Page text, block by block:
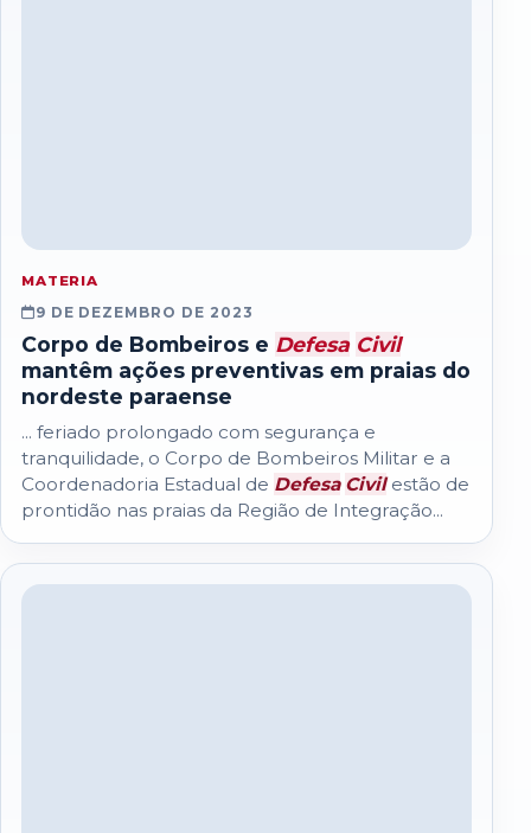
MATERIA
9 DE DEZEMBRO DE 2023
Corpo de Bombeiros e Defesa Civil
mantêm ações preventivas em praias do
nordeste paraense
... feriado prolongado com segurança e
tranquilidade, o Corpo de Bombeiros Militar e a
Coordenadoria Estadual de Defesa Civilestão de
prontidão nas praias da Região de Integração...